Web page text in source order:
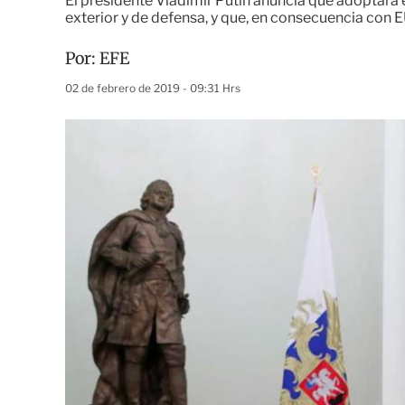
exterior y de defensa, y que, en consecuencia con
Por: EFE
02 de febrero de 2019 - 09:31 Hrs